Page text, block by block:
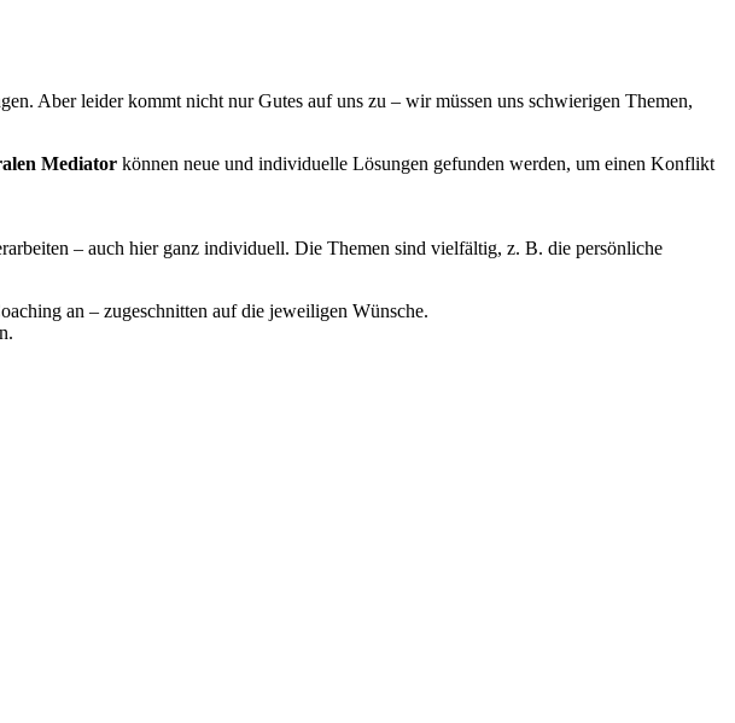
Aber leider kommt nicht nur Gutes auf uns zu – wir müssen uns schwierigen Themen,
Mediator können neue und individuelle Lösungen gefunden werden, um einen Konflikt
– auch hier ganz individuell. Die Themen sind vielfältig, z. B. die persönliche
an – zugeschnitten auf die jeweiligen Wünsche.